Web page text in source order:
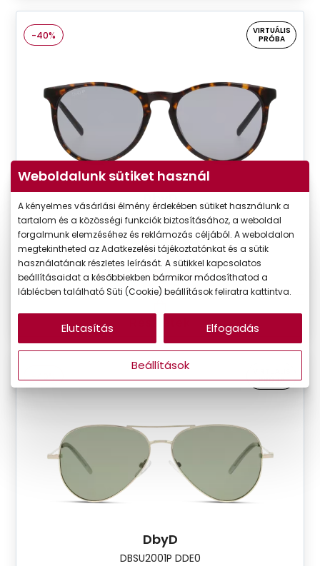
-40%
VIRTUÁLIS
PRÓBA
DbyD
DBSU5005P HBG0
Készleten
Korábbi ár: 23.090 Ft
Akciós ár: 13.854 Ft
PRÓBA
DbyD
DBSU2001P DDE0
Weboldalunk sütiket használ
A kényelmes vásárlási élmény érdekében sütiket használunk a
tartalom és a közösségi funkciók biztosításához, a weboldal
forgalmunk elemzéséhez és reklámozás céljából. A weboldalon
megtekintheted az Adatkezelési tájékoztatónkat és a sütik
használatának részletes leírását. A sütikkel kapcsolatos
beállításaidat a későbbiekben bármikor módosíthatod a
láblécben található Süti (Cookie) beállítások feliratra kattintva.
Beállítások
Elutasítás Elfogadás